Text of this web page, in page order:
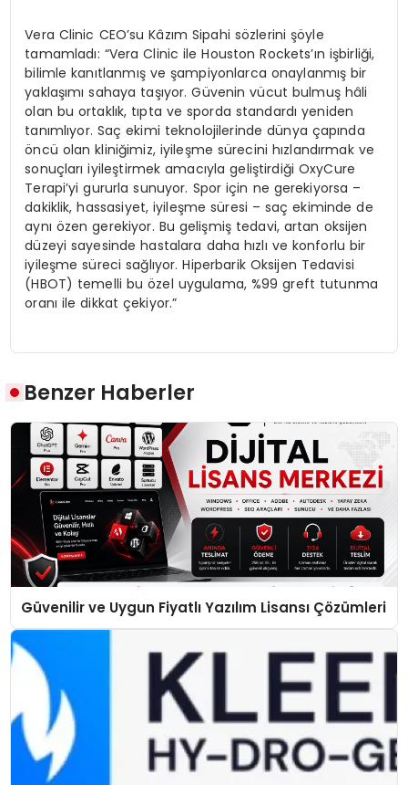
Vera Clinic CEO’su Kâzım Sipahi sözlerini şöyle
tamamladı: “Vera Clinic ile Houston Rockets’ın işbirliği,
bilimle kanıtlanmış ve şampiyonlarca onaylanmış bir
yaklaşımı sahaya taşıyor. Güvenin vücut bulmuş hâli
olan bu ortaklık, tıpta ve sporda standardı yeniden
tanımlıyor. Saç ekimi teknolojilerinde dünya çapında
öncü olan kliniğimiz, iyileşme sürecini hızlandırmak ve
sonuçları iyileştirmek amacıyla geliştirdiği OxyCure
Terapi’yi gururla sunuyor. Spor için ne gerekiyorsa –
dakiklik, hassasiyet, iyileşme süresi – saç ekiminde de
aynı özen gerekiyor. Bu gelişmiş tedavi, artan oksijen
düzeyi sayesinde hastalara daha hızlı ve konforlu bir
iyileşme süreci sağlıyor. Hiperbarik Oksijen Tedavisi
(HBOT) temelli bu özel uygulama, %99 greft tutunma
oranı ile dikkat çekiyor.”
Benzer Haberler
Güvenilir ve Uygun Fiyatlı Yazılım Lisansı Çözümleri